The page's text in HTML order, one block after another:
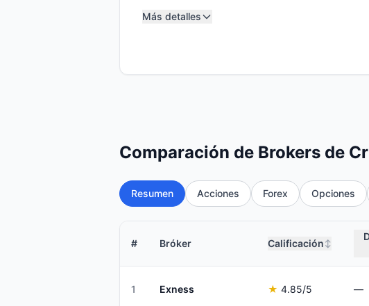
Más detalles
Comparación de Brokers de
Resumen Acciones Forex Opciones
# Bróker Calificación ↕
1 Exness ★ 4.85/5 —